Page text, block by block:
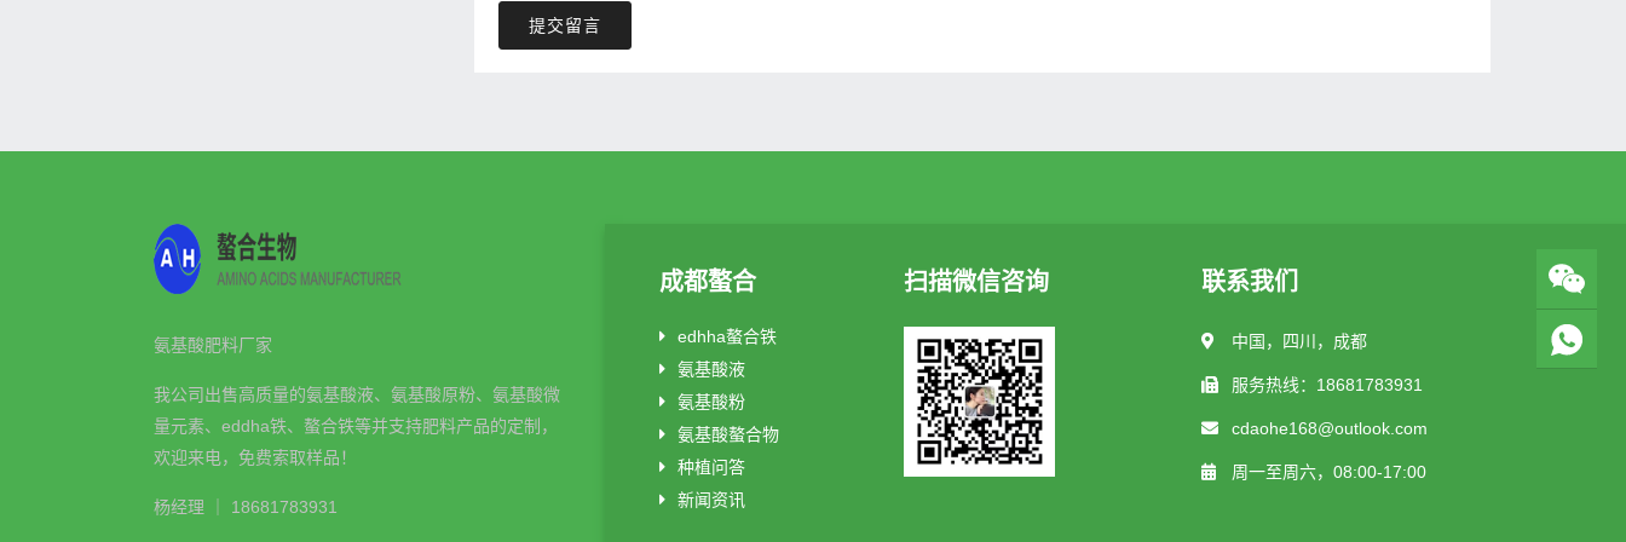
提交留言
氨基酸肥料厂家
我公司出售高质量的氨基酸液、氨基酸原粉、氨基酸微
量元素、eddha铁、螯合铁等并支持肥料产品的定制，
欢迎来电，免费索取样品！
杨经理 ｜ 18681783931
成都螯合
edhha螯合铁
氨基酸液
氨基酸粉
氨基酸螯合物
种植问答
新闻资讯
扫描微信咨询 联系我们
中国，四川，成都
服务热线：18681783931
cdaohe168@outlook.com
周一至周六，08:00-17:00